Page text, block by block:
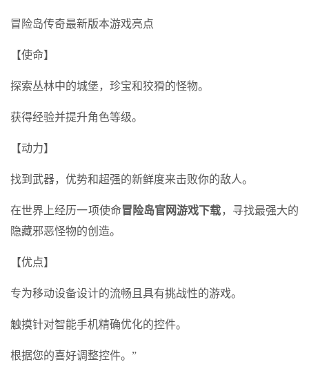
冒险岛传奇最新版本游戏亮点
【使命】
探索丛林中的城堡，珍宝和狡猾的怪物。
获得经验并提升角色等级。
【动力】
找到武器，优势和超强的新鲜度来击败你的敌人。
在世界上经历一项使命冒险岛官网游戏下载，寻找最强大的
隐藏邪恶怪物的创造。
【优点】
专为移动设备设计的流畅且具有挑战性的游戏。
触摸针对智能手机精确优化的控件。
根据您的喜好调整控件。”